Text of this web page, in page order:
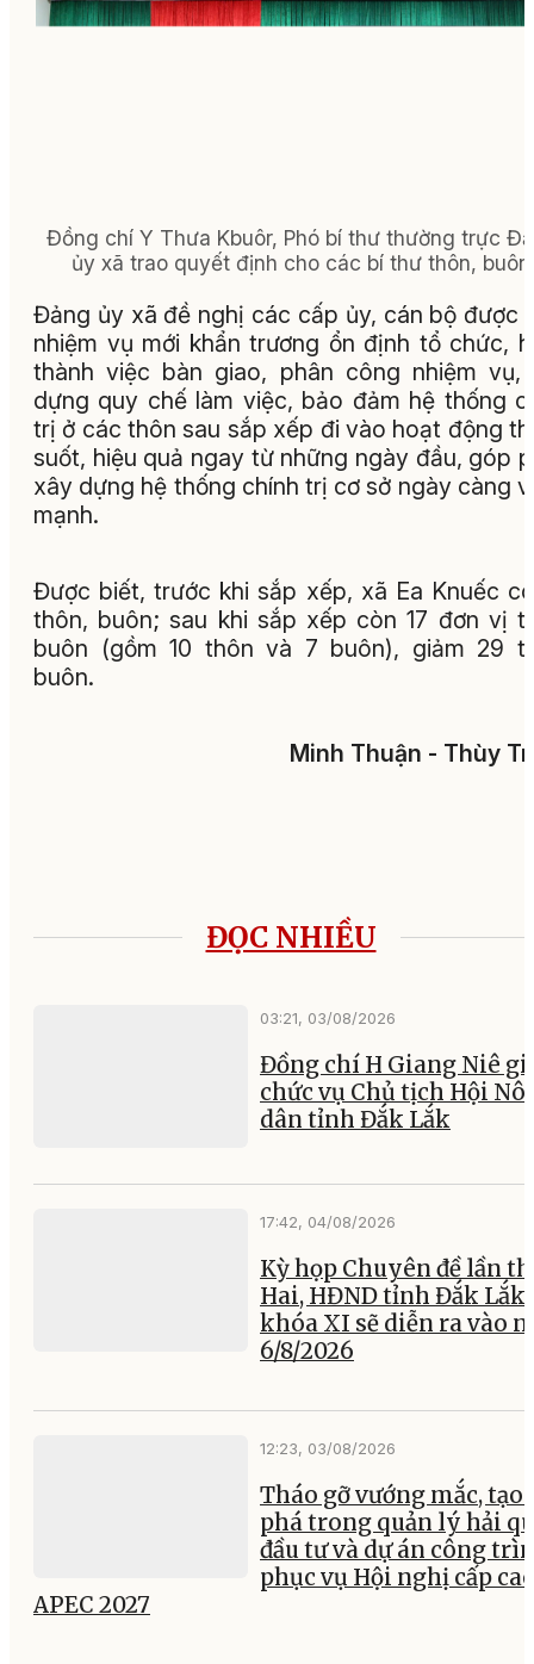
Đồng chí Y Thưa Kbuôr, Phó bí thư thường trực
ủy xã trao quyết định cho các bí thư thôn, buôn.
Đảng ủy xã đề nghị các cấp ủy, cán bộ được
nhiệm vụ mới khẩn trương ổn định tổ chức,
thành việc bàn giao, phân công nhiệm vụ,
dựng quy chế làm việc, bảo đảm hệ thống
trị ở các thôn sau sắp xếp đi vào hoạt động
suốt, hiệu quả ngay từ những ngày đầu, góp
xây dựng hệ thống chính trị cơ sở ngày càng
mạnh.
Được biết, trước khi sắp xếp, xã Ea Knuếc
thôn, buôn; sau khi sắp xếp còn 17 đơn vị
buôn (gồm 10 thôn và 7 buôn), giảm 29
buôn.
Minh Thuận - Thùy
ĐỌC NHIỀU
03:21, 03/08/2026
Đồng chí H Giang Niê
chức vụ Chủ tịch Hội
dân tỉnh Đắk Lắk
17:42, 04/08/2026
Kỳ họp Chuyên đề lần
Hai, HĐND tỉnh Đắk Lắk
khóa XI sẽ diễn ra vào
6/8/2026
12:23, 03/08/2026
Tháo gỡ vướng mắc, tạo
phá trong quản lý hải
đầu tư và dự án công
phục vụ Hội nghị cấp
APEC 2027